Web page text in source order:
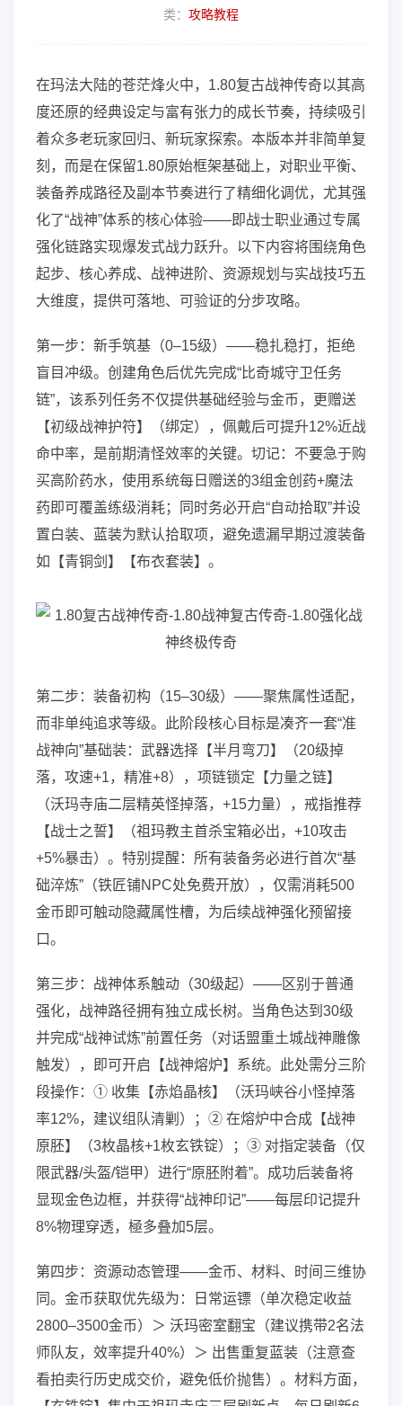
类： 攻略教程
在玛法大陆的苍茫烽火中，1.80复古战神传奇以其高
度还原的经典设定与富有张力的成长节奏，持续吸引
着众多老玩家回归、新玩家探索。本版本并非简单复
刻，而是在保留1.80原始框架基础上，对职业平衡、
装备养成路径及副本节奏进行了精细化调优，尤其强
化了“战神”体系的核心体验——即战士职业通过专属
强化链路实现爆发式战力跃升。以下内容将围绕角色
起步、核心养成、战神进阶、资源规划与实战技巧五
大维度，提供可落地、可验证的分步攻略。
第一步：新手筑基（0–15级）——稳扎稳打，拒绝
盲目冲级。创建角色后优先完成“比奇城守卫任务
链”，该系列任务不仅提供基础经验与金币，更赠送
【初级战神护符】（绑定），佩戴后可提升12%近战
命中率，是前期清怪效率的关键。切记：不要急于购
买高阶药水，使用系统每日赠送的3组金创药+魔法
药即可覆盖练级消耗；同时务必开启“自动拾取”并设
置白装、蓝装为默认拾取项，避免遗漏早期过渡装备
如【青铜剑】【布衣套装】。
第二步：装备初构（15–30级）——聚焦属性适配，
而非单纯追求等级。此阶段核心目标是凑齐一套“准
战神向”基础装：武器选择【半月弯刀】（20级掉
落，攻速+1，精准+8），项链锁定【力量之链】
（沃玛寺庙二层精英怪掉落，+15力量），戒指推荐
【战士之誓】（祖玛教主首杀宝箱必出，+10攻击
+5%暴击）。特别提醒：所有装备务必进行首次“基
础淬炼”（铁匠铺NPC处免费开放），仅需消耗500
金币即可触动隐藏属性槽，为后续战神强化预留接
口。
第三步：战神体系触动（30级起）——区别于普通
强化，战神路径拥有独立成长树。当角色达到30级
并完成“战神试炼”前置任务（对话盟重土城战神雕像
触发），即可开启【战神熔炉】系统。此处需分三阶
段操作：① 收集【赤焰晶核】（沃玛峡谷小怪掉落
率12%，建议组队清剿）；② 在熔炉中合成【战神
原胚】（3枚晶核+1枚玄铁锭）；③ 对指定装备（仅
限武器/头盔/铠甲）进行“原胚附着”。成功后装备将
显现金色边框，并获得“战神印记”——每层印记提升
8%物理穿透，極多叠加5层。
第四步：资源动态管理——金币、材料、时间三维协
同。金币获取优先级为：日常运镖（单次稳定收益
2800–3500金币）＞ 沃玛密室翻宝（建议携带2名法
师队友，效率提升40%）＞ 出售重复蓝装（注意查
看拍卖行历史成交价，避免低价抛售）。材料方面，